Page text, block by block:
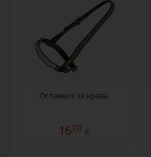
Оглавник за крава
1670 €